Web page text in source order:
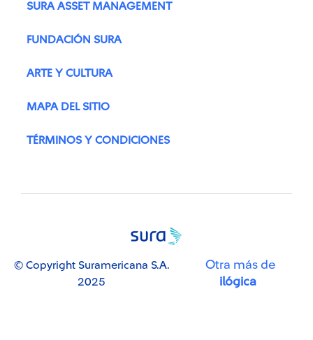
SURA ASSET MANAGEMENT
FUNDACIÓN SURA
ARTE Y CULTURA
MAPA DEL SITIO
TÉRMINOS Y CONDICIONES
© Copyright Suramericana S.A.
2025
Otra más de
ilógica